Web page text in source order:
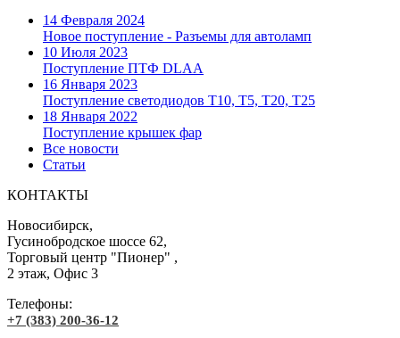
14 Февраля 2024
Новое поступление - Разъемы для автоламп
10 Июля 2023
Поступление ПТФ DLAA
16 Января 2023
Поступление светодиодов T10, T5, T20, T25
18 Января 2022
Поступление крышек фар
Все новости
Статьи
КОНТАКТЫ
Новосибирск,
Гусинобродское шоссе 62,
Торговый центр "Пионер" ,
2 этаж, Офис 3
Телефоны:
+7 (383) 200-36-12